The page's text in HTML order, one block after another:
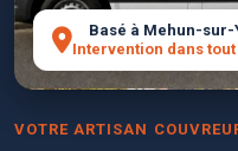
Basé à Mehun-sur-
Intervention dans tout
VOTRE ARTISAN